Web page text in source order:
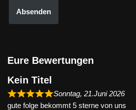
Absenden
Eure Bewertungen
Kein Titel
Sonntag, 21.Juni 2026
gute folge bekommt 5 sterne von uns